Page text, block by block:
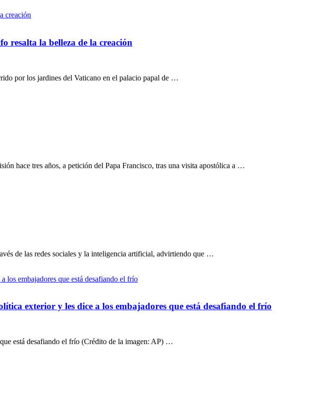
resalta la belleza de la creación
por los jardines del Vaticano en el palacio papal de …
hace tres años, a petición del Papa Francisco, tras una visita apostólica a …
de las redes sociales y la inteligencia artificial, advirtiendo que …
exterior y les dice a los embajadores que está desafiando el frío
está desafiando el frío (Crédito de la imagen: AP) …